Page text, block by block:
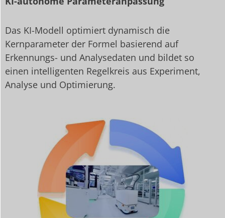
Das KI-Modell optimiert dynamisch die
Kernparameter der Formel basierend auf
Erkennungs- und Analysedaten und bildet so
einen intelligenten Regelkreis aus Experiment,
Analyse und Optimierung.